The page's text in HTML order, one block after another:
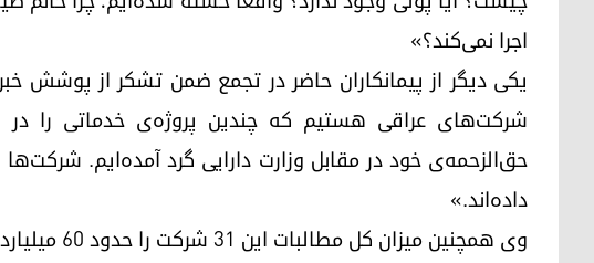
اجرا نمی‌کند؟»
شرکت‌های عراقی هستیم که چندین پروژه‌ی خدماتی را در
حق‌الزحمه‌ی خود در مقابل وزارت دارایی گرد آمده‌ایم.
داده‌اند.»
وی همچنین میزان کل مطالبات این ۳۱ شرکت را حدود ۶۰ میلیارد دینار عراقی اعلام کرد.